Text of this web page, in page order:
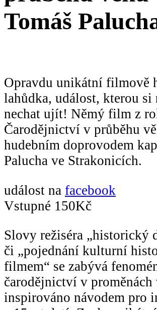
Tomáš
Opravdu unikátní filmově
lahůdka, událost, kterou si
nechat ujít! Němý film z
Čarodějnictví v průběhu
hudebním doprovodem
Palucha ve Strakonicích.
událost na facebook
Vstupné 150Kč
Slovy režiséra „historický
či „pojednání kulturní
filmem“ se zabývá
čarodějnictví v proměnách
inspirováno návodem pro